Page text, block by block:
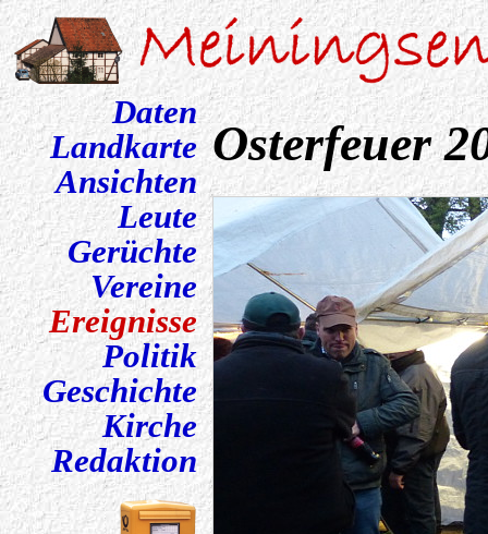
Daten
Landkarte
Ansichten
Leute
Gerüchte
Vereine
Ereignisse
Politik
Geschichte
Kirche
Redaktion
Osterfeuer